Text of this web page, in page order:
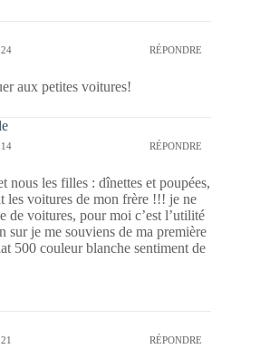
RÉPONDRE
aux petites voitures!
RÉPONDRE
nous les filles : dînettes et poupées,
les voitures de mon frère !!! je ne
de voitures, pour moi c’est l’utilité
sur je me souviens de ma première
500 couleur blanche sentiment de
RÉPONDRE